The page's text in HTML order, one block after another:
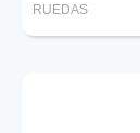
RUEDAS